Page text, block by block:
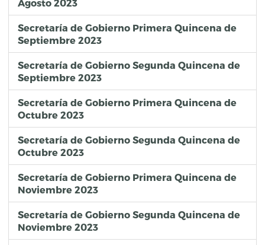
Agosto 2023
Secretaría de Gobierno Primera Quincena de
Septiembre 2023
Secretaría de Gobierno Segunda Quincena de
Septiembre 2023
Secretaría de Gobierno Primera Quincena de
Octubre 2023
Secretaría de Gobierno Segunda Quincena de
Octubre 2023
Secretaría de Gobierno Primera Quincena de
Noviembre 2023
Secretaría de Gobierno Segunda Quincena de
Noviembre 2023